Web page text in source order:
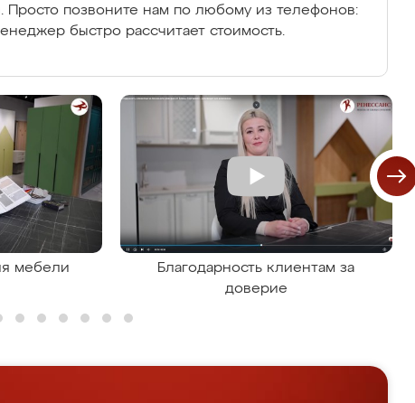
Просто позвоните нам по любому из телефонов:
быстро рассчитает стоимость.
мебели
Благодарность клиентам за
доверие